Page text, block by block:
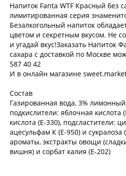
Напиток Fanta WTF Красный без
лимитированная серия
Безалкогольный напиток
цветом и секретным вкусом. Не
и угадай вкус!Заказать Напиток
сахара с доставкой по Москве
587 40 42
И в онлайн магазине
Состав
Газированная вода, 3%
подкислители: яблочная кислота
кислота (Е-330), подсластители:
ацесульфам К (Е-950) и сукралоза
ароматы, экстракты овощи
вишня) и сорбат калия (Е-202)